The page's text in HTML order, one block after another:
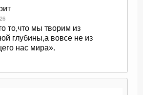
то,что мы творим из
глубины,а вовсе не из
нас мира».